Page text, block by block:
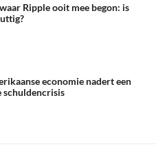
Ripple ooit mee begon: is
economie nadert een
schuldencrisis